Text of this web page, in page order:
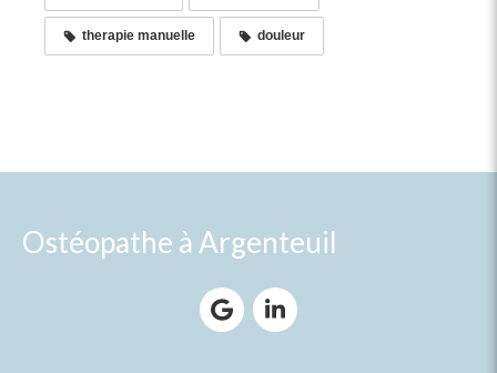
therapie manuelle douleur
Ostéopathe à Argenteuil